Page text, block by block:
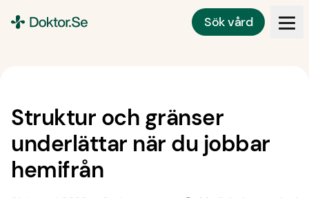
Sök vård
Struktur och gränser
underlättar när du jobbar
hemifrån